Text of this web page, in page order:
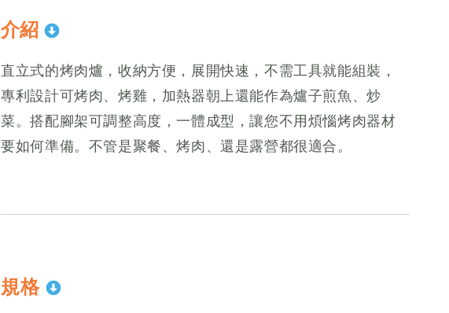
介紹
直立式的烤肉爐，收納方便，展開快速，不需工具就能組裝，
專利設計可烤肉、烤雞，加熱器朝上還能作為爐子煎魚、炒
菜。搭配腳架可調整高度，一體成型，讓您不用煩惱烤肉器材
要如何準備。不管是聚餐、烤肉、還是露營都很適合。
規格